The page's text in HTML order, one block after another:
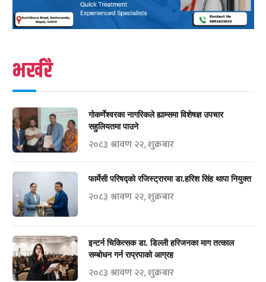
भर्खरै
गोकर्णेश्वरका नागरिकले ह्याम्समा विशेषज्ञ उपचार
सहुलियतमा पाउने
२०८३ श्रावण २२, शुक्रबार
फार्मेसी परिषद्को रजिस्ट्रारमा डा.हरिश सिंह थापा नियुक्त
२०८३ श्रावण २२, शुक्रबार
इन्टर्न चिकित्सक डा. डिल्ली हरिजनका माग तत्काल
सम्बोधन गर्न राप्रपाको आग्रह
२०८३ श्रावण २२, शुक्रबार